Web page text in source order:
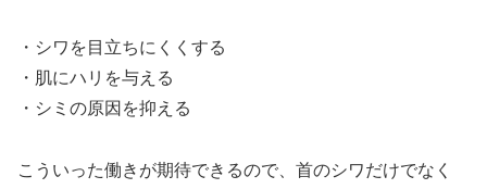
・シワを目立ちにくくする
・肌にハリを与える
・シミの原因を抑える
こういった働きが期待できるので、首のシワだけでなく